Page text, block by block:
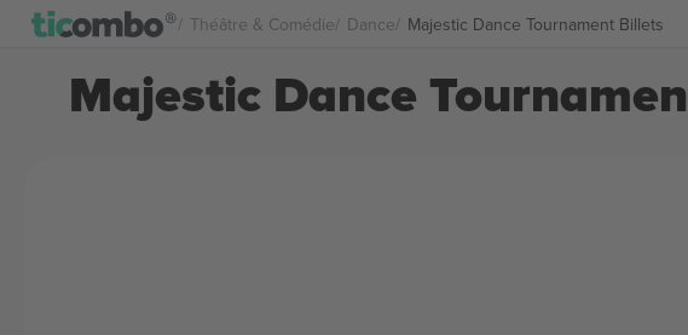
Théâtre & Comédie Dance Majestic Dance Tournament Billets
Majestic Dance